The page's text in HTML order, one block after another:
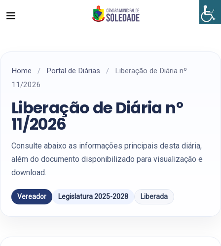
Home / Portal de Diárias /
Liberação de Diária nº
11/2026
Liberação de Diária nº
11/2026
Consulte abaixo as informações principais desta diária,
além do documento disponibilizado para visualização e
download.
Vereador Legislatura 2025-2028 Liberada